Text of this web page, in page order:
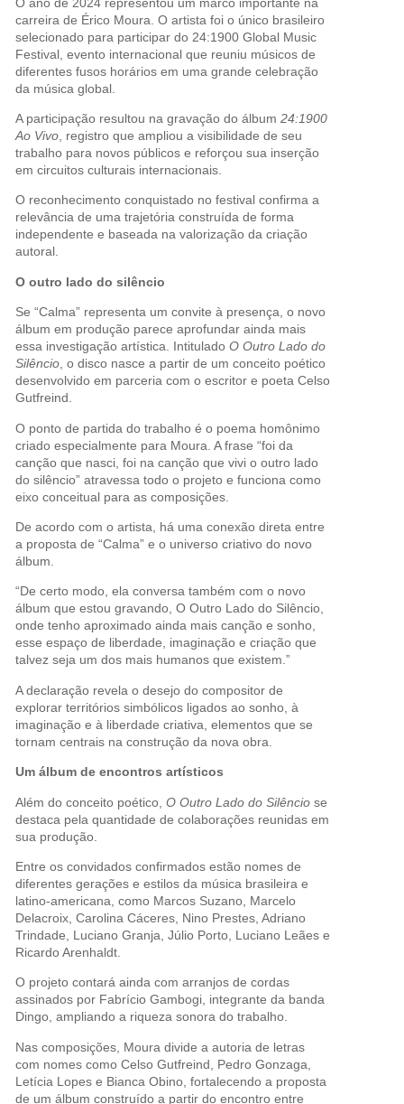
carreira de Érico Moura. O artista foi o único brasileiro
selecionado para participar do 24:1900 Global Music
Festival, evento internacional que reuniu músicos de
diferentes fusos horários em uma grande celebração
da música global.
A participação resultou na gravação do álbum 24:1900
Ao Vivo , registro que ampliou a visibilidade de seu
trabalho para novos públicos e reforçou sua inserção
em circuitos culturais internacionais.
O reconhecimento conquistado no festival confirma a
relevância de uma trajetória construída de forma
independente e baseada na valorização da criação
autoral.
O outro lado do silêncio
Se “Calma” representa um convite à presença, o novo
álbum em produção parece aprofundar ainda mais
essa investigação artística. Intitulado O Outro Lado do
Silêncio, o disco nasce a partir de um conceito poético
desenvolvido em parceria com o escritor e poeta Celso
Gutfreind.
O ponto de partida do trabalho é o poema homônimo
criado especialmente para Moura. A frase “foi da
canção que nasci, foi na canção que vivi o outro lado
do silêncio” atravessa todo o projeto e funciona como
eixo conceitual para as composições.
De acordo com o artista, há uma conexão direta entre
a proposta de “Calma” e o universo criativo do novo
álbum.
“De certo modo, ela conversa também com o novo
álbum que estou gravando, O Outro Lado do Silêncio,
onde tenho aproximado ainda mais canção e sonho,
esse espaço de liberdade, imaginação e criação que
talvez seja um dos mais humanos que existem.”
A declaração revela o desejo do compositor de
explorar territórios simbólicos ligados ao sonho, à
imaginação e à liberdade criativa, elementos que se
tornam centrais na construção da nova obra.
Um álbum de encontros artísticos
Além do conceito poético, O Outro Lado do Silêncio se
destaca pela quantidade de colaborações reunidas em
sua produção.
Entre os convidados confirmados estão nomes de
diferentes gerações e estilos da música brasileira e
latino-americana, como Marcos Suzano, Marcelo
Delacroix, Carolina Cáceres, Nino Prestes, Adriano
Trindade, Luciano Granja, Júlio Porto, Luciano Leães e
Ricardo Arenhaldt.
O projeto contará ainda com arranjos de cordas
assinados por Fabrício Gambogi, integrante da banda
Dingo, ampliando a riqueza sonora do trabalho.
Nas composições, Moura divide a autoria de letras
com nomes como Celso Gutfreind, Pedro Gonzaga,
Letícia Lopes e Bianca Obino, fortalecendo a proposta
de um álbum construído a partir do encontro entre